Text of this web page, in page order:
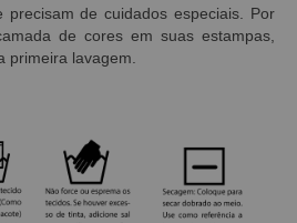
precisam de cuidados especiais. Por
de cores em suas estampas,
primeira lavagem.